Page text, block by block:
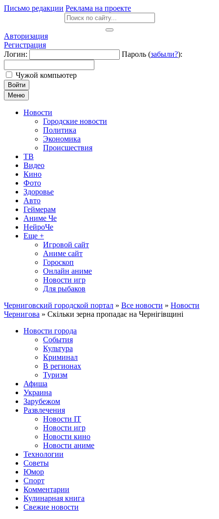
Письмо редакции Реклама на проекте
Авторизация
Регистрация
Логин:
Пароль (забыли?):
Чужой компьютер
Войти
Меню
Новости
Городские новости
Политика
Экономика
Происшествия
ТВ
Видео
Кино
Фото
Здоровье
Авто
Геймерам
Аниме Че
НейроЧе
Еще +
Игровой сайт
Аниме сайт
Гороскоп
Онлайн аниме
Новости игр
Для рыбаков
Черниговский городской портал » Все новости » Новости
Чернигова » Скільки зерна пропадає на Чернігівщині
Новости города
События
Культура
Криминал
В регионах
Туризм
Афиша
Украина
Зарубежом
Развлечения
Новости IT
Новости игр
Новости кино
Новости аниме
Технологии
Советы
Юмор
Спорт
Комментарии
Кулинарная книга
Свежие новости